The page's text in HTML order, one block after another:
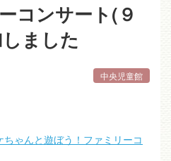
コンサート(９
ました
中央児童館
ちゃんと遊ぼう！ファミリーコ